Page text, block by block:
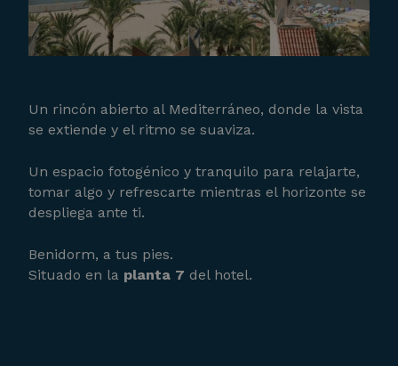
Un rincón abierto al Mediterráneo, donde la vista
se extiende y el ritmo se suaviza.
Un espacio fotogénico y tranquilo para relajarte,
tomar algo y refrescarte mientras el horizonte se
despliega ante ti.
Benidorm, a tus pies.
Situado en la planta 7 del hotel.